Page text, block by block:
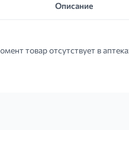
Описание
товар отсутствует в